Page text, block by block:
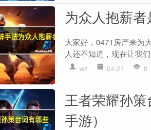
为众人抱薪
大家好，0471房产来为
人还不知道，现在让我
wz 04-21 0
王者荣耀孙
手游）